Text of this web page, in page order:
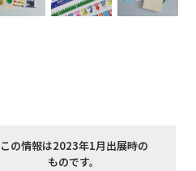
この情報は2023年1月出展時の
ものです。